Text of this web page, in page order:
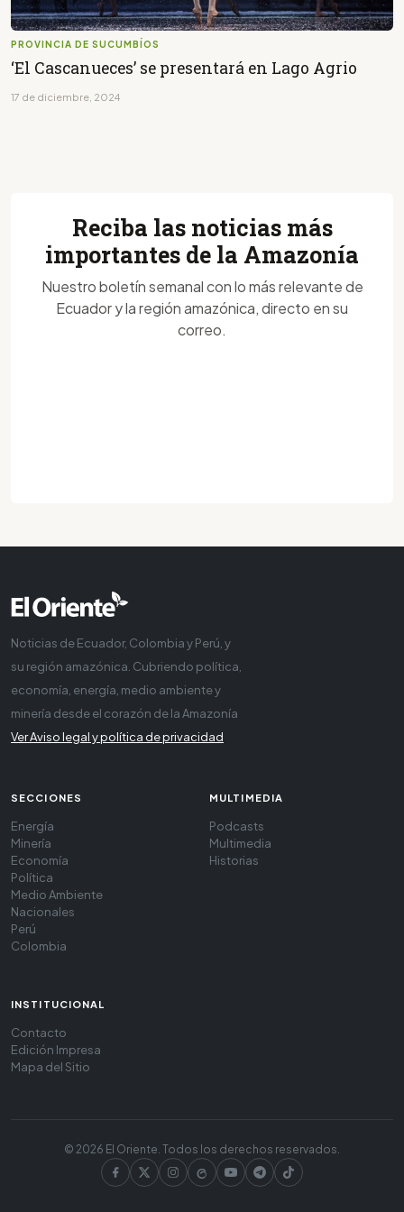
PROVINCIA DE SUCUMBÍOS
‘El Cascanueces’ se presentará en Lago Agrio
17 de diciembre, 2024
Reciba las noticias más
importantes de la Amazonía
Nuestro boletín semanal con lo más relevante de
Ecuador y la región amazónica, directo en su
correo.
Noticias de Ecuador, Colombia y Perú, y
su región amazónica. Cubriendo política,
economía, energía, medio ambiente y
minería desde el corazón de la Amazonía
Ver Aviso legal y política de privacidad
SECCIONES
Energía
Minería
Economía
Política
Medio Ambiente
Nacionales
Perú
Colombia
MULTIMEDIA
Podcasts
Multimedia
Historias
INSTITUCIONAL
Contacto
Edición Impresa
Mapa del Sitio
© 2026 El Oriente. Todos los derechos reservados.